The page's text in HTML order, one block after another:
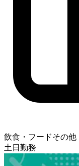
飲食・フードその他
土日勤務